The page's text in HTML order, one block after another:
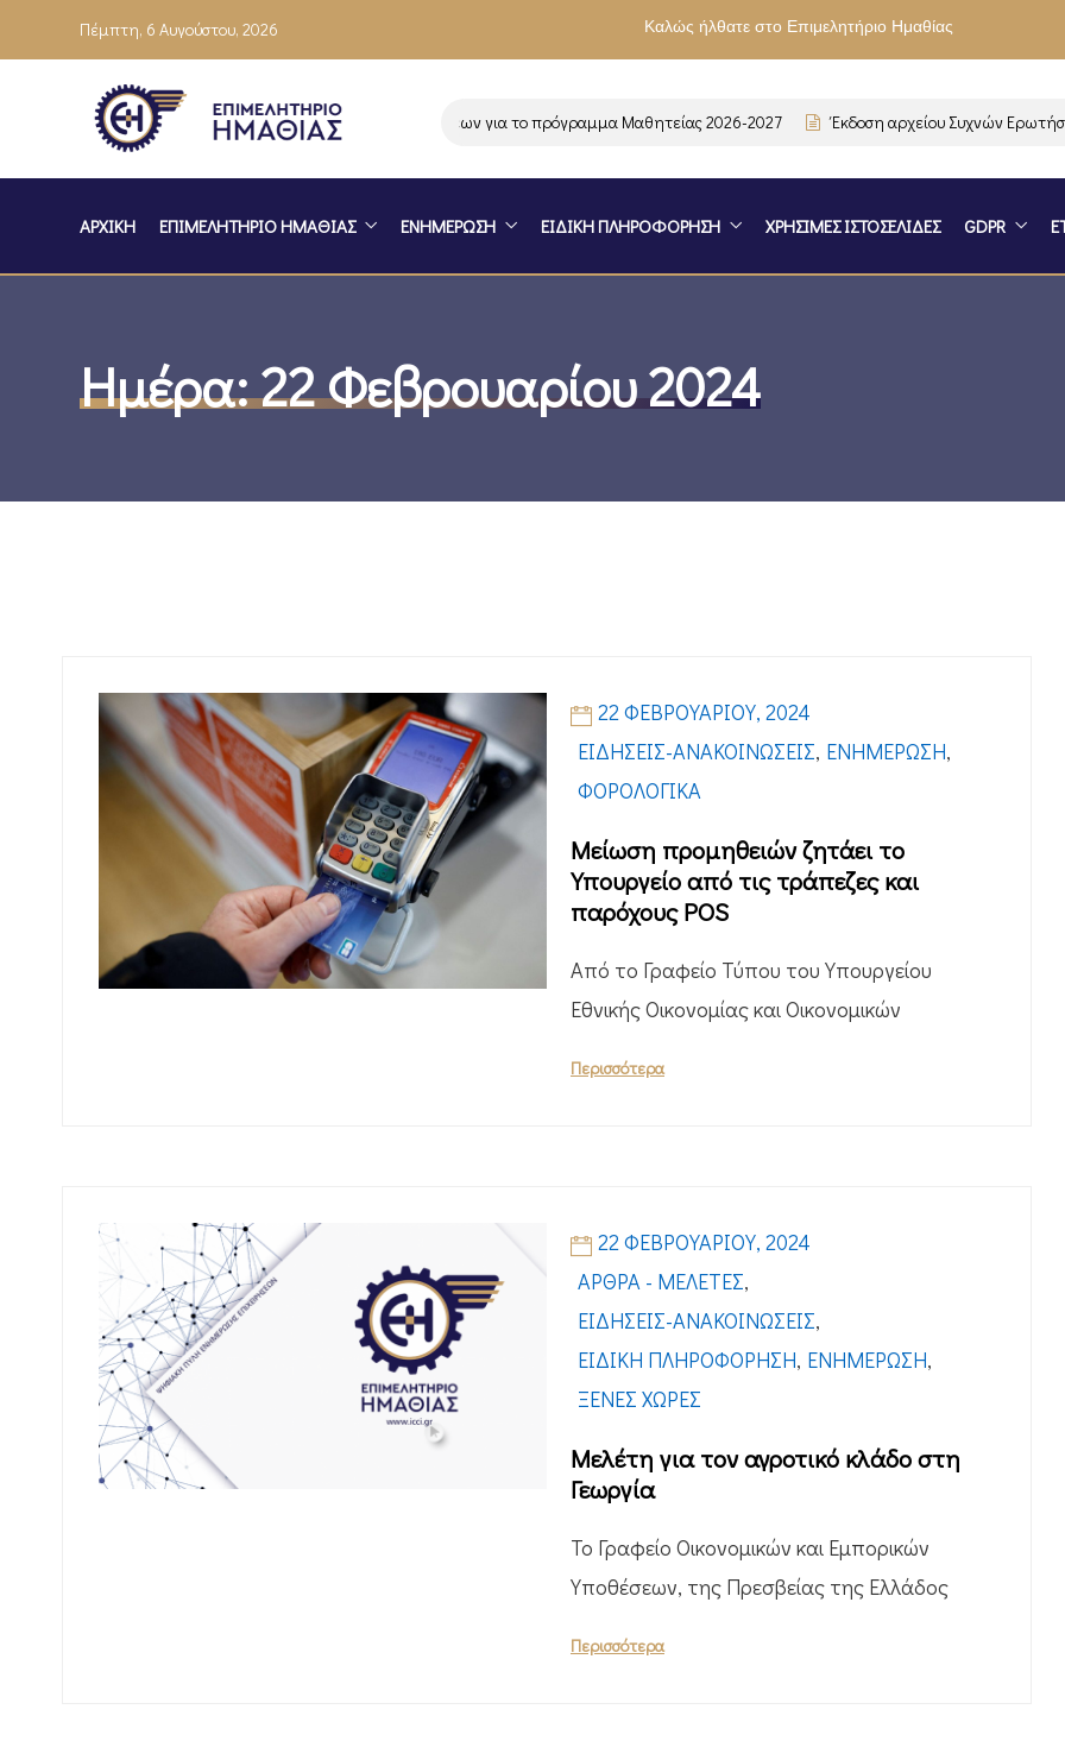
Πέμπτη, 6 Αυγούστου, 2026 Καλώς ήλθατε στο Επιμελητήριο Ημαθίας
Ενημέρωση επιχειρήσεων για το πρόγραμμα Μαθητείας 2026-2027 Έκδοση αρχείου Συχνών
ΑΡΧΙΚΗ ΕΠΙΜΕΛΗΤΗΡΙΟ ΗΜΑΘΙΑΣ ΕΝΗΜΕΡΩΣΗ ΕΙΔΙΚΗ ΠΛΗΡΟΦΟΡΗΣΗ ΧΡΗΣΙΜΕΣ ΙΣΤΟΣΕΛΙΔΕΣ GDPR
Ημέρα:22 Φεβρουαρίου 2024
22 ΦΕΒΡΟΥΑΡΊΟΥ, 2024
ΕΙΔΉΣΕΙΣ-ΑΝΑΚΟΙΝΏΣΕΙΣ, ΕΝΗΜΈΡΩΣΗ,
ΦΟΡΟΛΟΓΙΚΆ
Μείωση προμηθειών ζητάει το
Υπουργείο από τις τράπεζες και
παρόχους POS
Από το Γραφείο Τύπου του Υπουργείου
Εθνικής Οικονομίας και Οικονομικών
Περισσότερα
22 ΦΕΒΡΟΥΑΡΊΟΥ, 2024
ΆΡΘΡΑ - ΜΕΛΈΤΕΣ,
ΕΙΔΉΣΕΙΣ-ΑΝΑΚΟΙΝΏΣΕΙΣ,
ΕΙΔΙΚΉ ΠΛΗΡΟΦΌΡΗΣΗ, ΕΝΗΜΈΡΩΣΗ,
ΞΈΝΕΣ ΧΏΡΕΣ
Μελέτη για τον αγροτικό κλάδο στη
Γεωργία
Το Γραφείο Οικονομικών και Εμπορικών
Υποθέσεων, της Πρεσβείας της Ελλάδος
Περισσότερα